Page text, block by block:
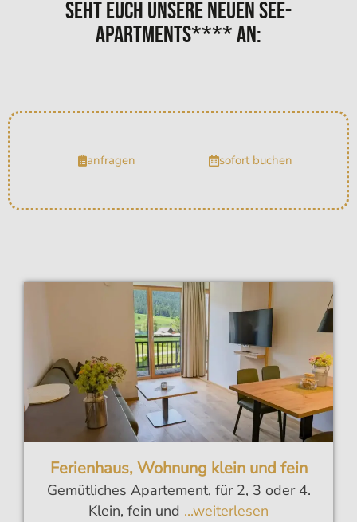
Seht euch unsere neuen See-
Apartments**** an:
anfragen sofort buchen
Ferienhaus, Wohnung klein und fein
Gemütliches Apartement, für 2, 3 oder 4.
Klein, fein und ...weiterlesen